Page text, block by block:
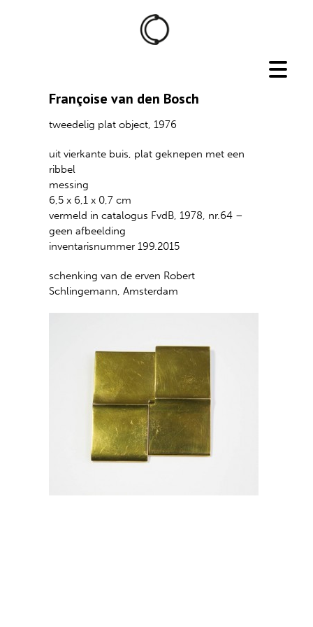
Françoise van den Bosch
tweedelig plat object, 1976
uit vierkante buis, plat geknepen met een
ribbel
messing
6,5 x 6,1 x 0,7 cm
vermeld in catalogus FvdB, 1978, nr.64 –
geen afbeelding
inventarisnummer 199.2015
schenking van de erven Robert
Schlingemann, Amsterdam